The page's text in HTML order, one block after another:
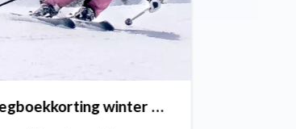
Vroegboekkorting winter 26/27